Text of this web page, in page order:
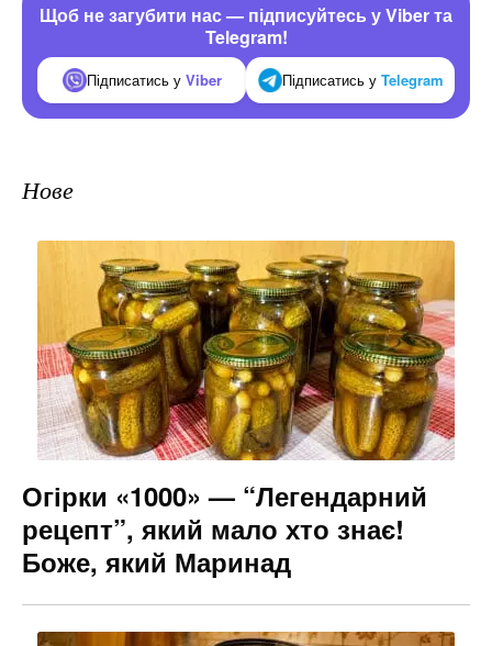
Щоб не загубити нас — підписуйтесь у Viber та
Telegram!
Підписатись у Viber Підписатись у Telegram
Нове
Огірки «1000» — “Легендарний
рецепт”, який мало хто знає!
Боже, який Маринад